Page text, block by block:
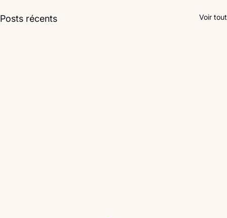
Posts récents Voir tout